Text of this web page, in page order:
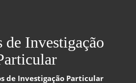
de Investigação
de Investigação Particular